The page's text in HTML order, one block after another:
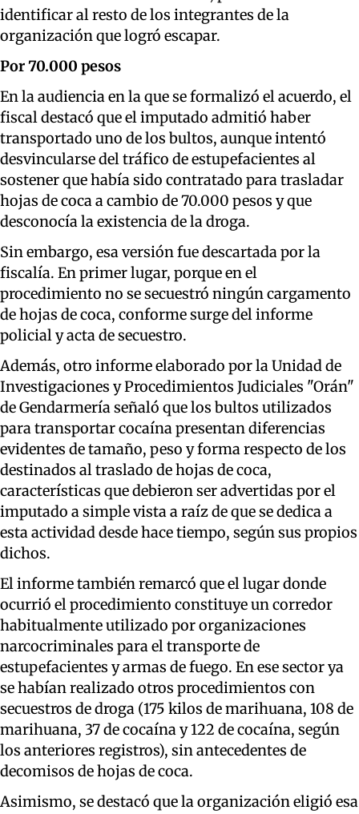
identificar al resto de los integrantes de la
organización que logró escapar.
Por 70.000 pesos
En la audiencia en la que se formalizó el acuerdo, el
fiscal destacó que el imputado admitió haber
transportado uno de los bultos, aunque intentó
desvincularse del tráfico de estupefacientes al
sostener que había sido contratado para trasladar
hojas de coca a cambio de 70.000 pesos y que
desconocía la existencia de la droga.
Sin embargo, esa versión fue descartada por la
fiscalía. En primer lugar, porque en el
procedimiento no se secuestró ningún cargamento
de hojas de coca, conforme surge del informe
policial y acta de secuestro.
Además, otro informe elaborado por la Unidad de
Investigaciones y Procedimientos Judiciales "Orán"
de Gendarmería señaló que los bultos utilizados
para transportar cocaína presentan diferencias
evidentes de tamaño, peso y forma respecto de los
destinados al traslado de hojas de coca,
características que debieron ser advertidas por el
imputado a simple vista a raíz de que se dedica a
esta actividad desde hace tiempo, según sus propios
dichos.
El informe también remarcó que el lugar donde
ocurrió el procedimiento constituye un corredor
habitualmente utilizado por organizaciones
narcocriminales para el transporte de
estupefacientes y armas de fuego. En ese sector ya
se habían realizado otros procedimientos con
secuestros de droga (175 kilos de marihuana, 108 de
marihuana, 37 de cocaína y 122 de cocaína, según
los anteriores registros), sin antecedentes de
decomisos de hojas de coca.
Asimismo, se destacó que la organización eligió esa